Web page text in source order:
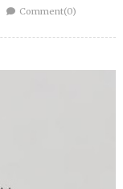
Comment(0)